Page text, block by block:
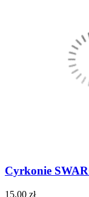
Cyrkonie
15,00 zł